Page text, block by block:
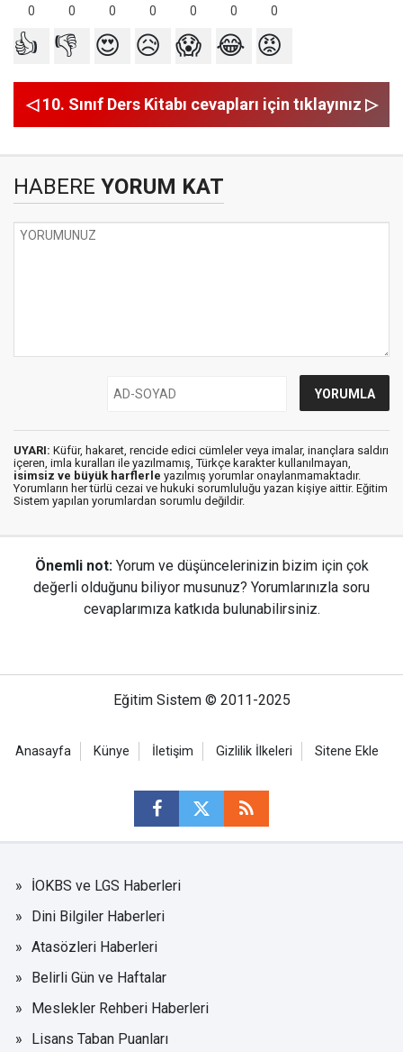
0 0 0 0 0 0 0
👍 👎 😍 😥 😱 😂 😡
◁ 10. Sınıf Ders Kitabı cevapları için tıklayınız ▷
HABERE YORUM KAT
UYARI: Küfür, hakaret, rencide edici cümleler veya imalar, inançlara saldırı
içeren, imla kuralları ile yazılmamış, Türkçe karakter kullanılmayan,
isimsiz ve büyük harflerle yazılmış yorumlar onaylanmamaktadır.
Yorumların her türlü cezai ve hukuki sorumluluğu yazan kişiye aittir. Eğitim
Sistem yapılan yorumlardan sorumlu değildir.
Önemli not: Yorum ve düşüncelerinizin bizim için çok
değerli olduğunu biliyor musunuz? Yorumlarınızla soru
cevaplarımıza katkıda bulunabilirsiniz.
Eğitim Sistem © 2011-2025
Anasayfa Künye İletişim Gizlilik İlkeleri Sitene Ekle
İOKBS ve LGS Haberleri
Dini Bilgiler Haberleri
Atasözleri Haberleri
Belirli Gün ve Haftalar
Meslekler Rehberi Haberleri
Lisans Taban Puanları